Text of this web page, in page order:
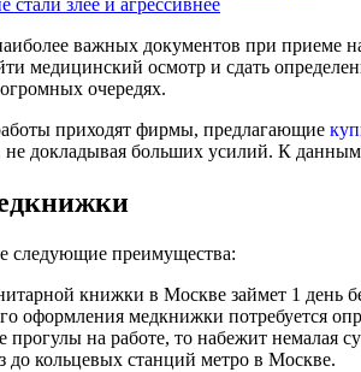
злее и агрессивнее
важных документов при приеме
медицинский осмотр и сдать
очередях.
приходят фирмы, предлагающие
докладывая больших усилий. К
следующие преимущества:
книжки в Москве займет 1 день
оформления медкнижки потребуется
на работе, то набежит немалая
до кольцевых станций метро в Москве.